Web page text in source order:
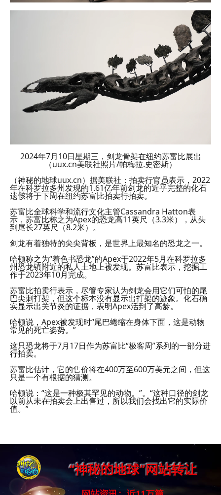
2024年7月10日星期三，剑龙骨架在纽约苏富比展出
（uux.cn美联社照片/帕梅拉.史密斯）
（神秘的地球uux.cn）据美联社：拍卖行官员表示，2022
年在科罗拉多州发现的1.61亿年前剑龙的近乎完整的化石
遗骸将于下周在纽约苏富比拍卖行拍卖。
苏富比全球科学和流行文化主管Cassandra Hatton表
示，苏富比称之为Apex的恐龙高11英尺（3.3米），从头
到尾长27英尺（8.2米）。
剑龙有着独特的尖尖背板，是世界上最知名的恐龙之一。
哈顿称之为“着色书恐龙”的Apex于2022年5月在科罗拉多
州恐龙镇附近的私人土地上被发现。苏富比表示，挖掘工
作于2023年10月完成。
苏富比拍卖行表示，尽管专家认为剑龙会用它们可怕的尾
巴尖刺打架，但这个标本没有显示出打架的迹象。化石确
实显示出关节炎的证据，表明Apex活到了高龄。
哈顿说，Apex被发现时“尾巴蜷缩在身体下面，这是动物
常见的死亡姿势。”
这只恐龙将于7月17日作为苏富比“极客周”系列的一部分进
行拍卖。
苏富比估计，它的售价将在400万至600万美元之间，但这
只是一个有根据的猜测。
哈顿说：“这是一种极其罕见的动物。”。“这种口径的剑龙
以前从未在拍卖会上出售过，所以我们会找出它的实际价
值。”